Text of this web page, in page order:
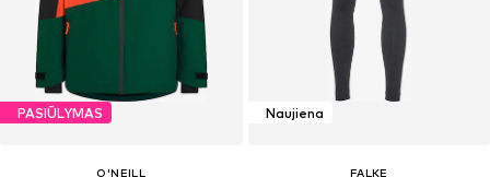
PASIŪLYMAS
O'NEILL
Naujiena
FALKE